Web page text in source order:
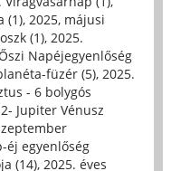
(1), 2025, májusi
(1), 2025.
Napéjegyenlőség
füzér (5), 2025.
- 6 bolygós
Jupiter Vénusz
éj egyenlőség
(14), 2025. éves